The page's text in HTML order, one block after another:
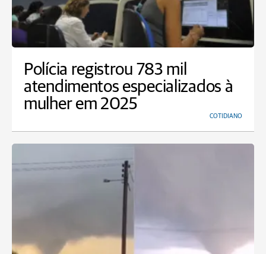
Polícia registrou 783 mil
atendimentos especializados à
mulher em 2025
COTIDIANO